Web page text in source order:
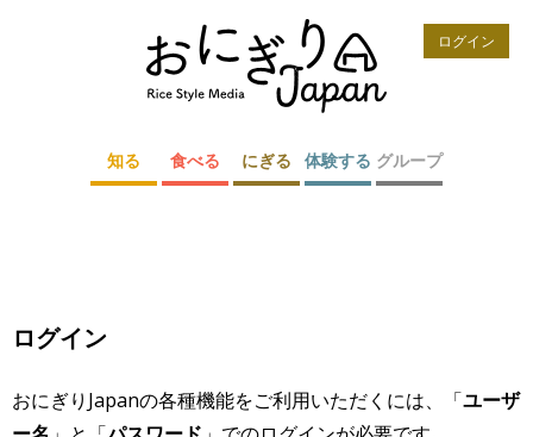
ログイン
知る 食べる にぎる 体験する グループ
ログイン
おにぎりJapanの各種機能をご利用いただくには、「ユーザ